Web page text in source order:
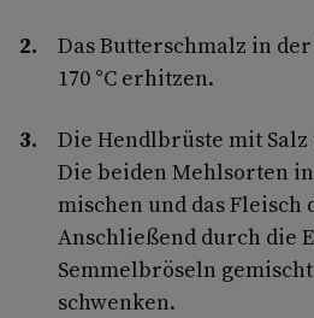
Das Butterschmalz in
170 °C erhitzen.
Die Hendlbrüste mit
Die beiden Mehlsorten
mischen und das Fleisch
Anschließend durch die
Semmelbröseln
schwenken.